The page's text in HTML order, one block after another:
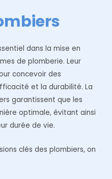
dans la mise en
de plomberie. Leur
concevoir des
et la durabilité. La
garantissent que les
optimale, évitant ainsi
durée de vie.
clés des plombiers, on